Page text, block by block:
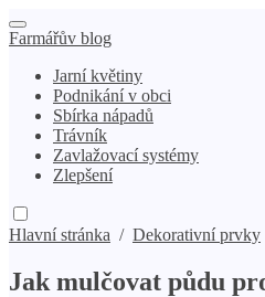
Farmářův blog
Jarní květiny
Podnikání v obci
Sbírka nápadů
Trávník
Zavlažovací systémy
Zlepšení
Hlavní stránka / Dekorativní prvky
Jak mulčovat půdu